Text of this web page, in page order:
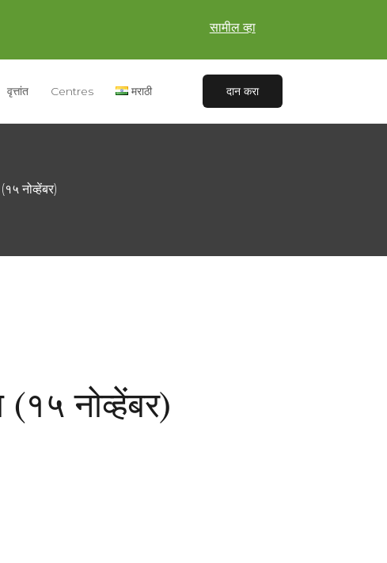
सामील व्हा
वृत्तांत Centres मराठी दान करा
नोव्हेंबर)
(१५ नोव्हेंबर)